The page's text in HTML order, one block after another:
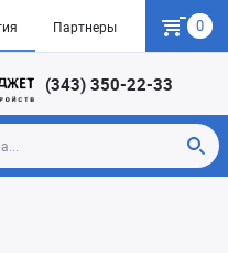
Партнеры Контакты
0
(343) 350-22-33